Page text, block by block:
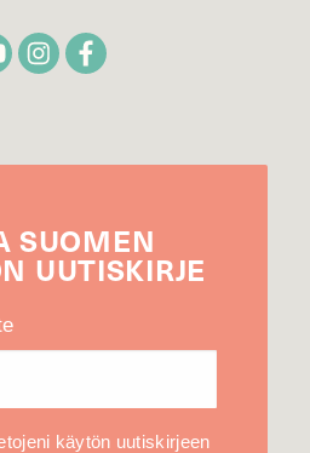
SUOMEN
UUTIS­KIRJE
käytön uutiskirjeen